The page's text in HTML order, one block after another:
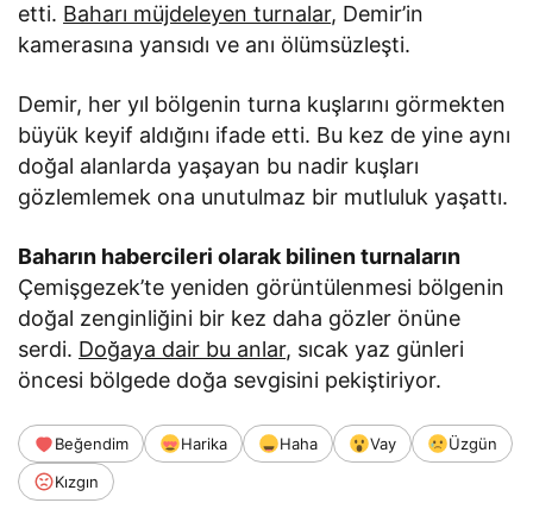
etti. Baharı müjdeleyen turnalar, Demir’in
kamerasına yansıdı ve anı ölümsüzleşti.
Demir, her yıl bölgenin turna kuşlarını görmekten
büyük keyif aldığını ifade etti. Bu kez de yine aynı
doğal alanlarda yaşayan bu nadir kuşları
gözlemlemek ona unutulmaz bir mutluluk yaşattı.
Baharın habercileri olarak bilinen turnaların
Çemişgezek’te yeniden görüntülenmesi bölgenin
doğal zenginliğini bir kez daha gözler önüne
serdi. Doğaya dair bu anlar, sıcak yaz günleri
öncesi bölgede doğa sevgisini pekiştiriyor.
Beğendim Harika Haha Vay
Üzgün
Kızgın